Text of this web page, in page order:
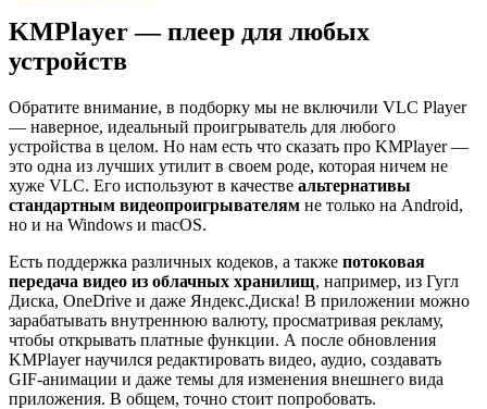
KMPlayer — плеер для любых
устройств
Обратите внимание, в подборку мы не включили VLC Player
— наверное, идеальный проигрыватель для любого
устройства в целом. Но нам есть что сказать про KMPlayer —
это одна из лучших утилит в своем роде, которая ничем не
хуже VLC. Его используют в качестве альтернативы
стандартным видеопроигрывателям не только на Android,
но и на Windows и macOS.
Есть поддержка различных кодеков, а также потоковая
передача видео из облачных хранилищ, например, из Гугл
Диска, OneDrive и даже Яндекс.Диска! В приложении можно
зарабатывать внутреннюю валюту, просматривая рекламу,
чтобы открывать платные функции. А после обновления
KMPlayer научился редактировать видео, аудио, создавать
GIF-анимации и даже темы для изменения внешнего вида
приложения. В общем, точно стоит попробовать.